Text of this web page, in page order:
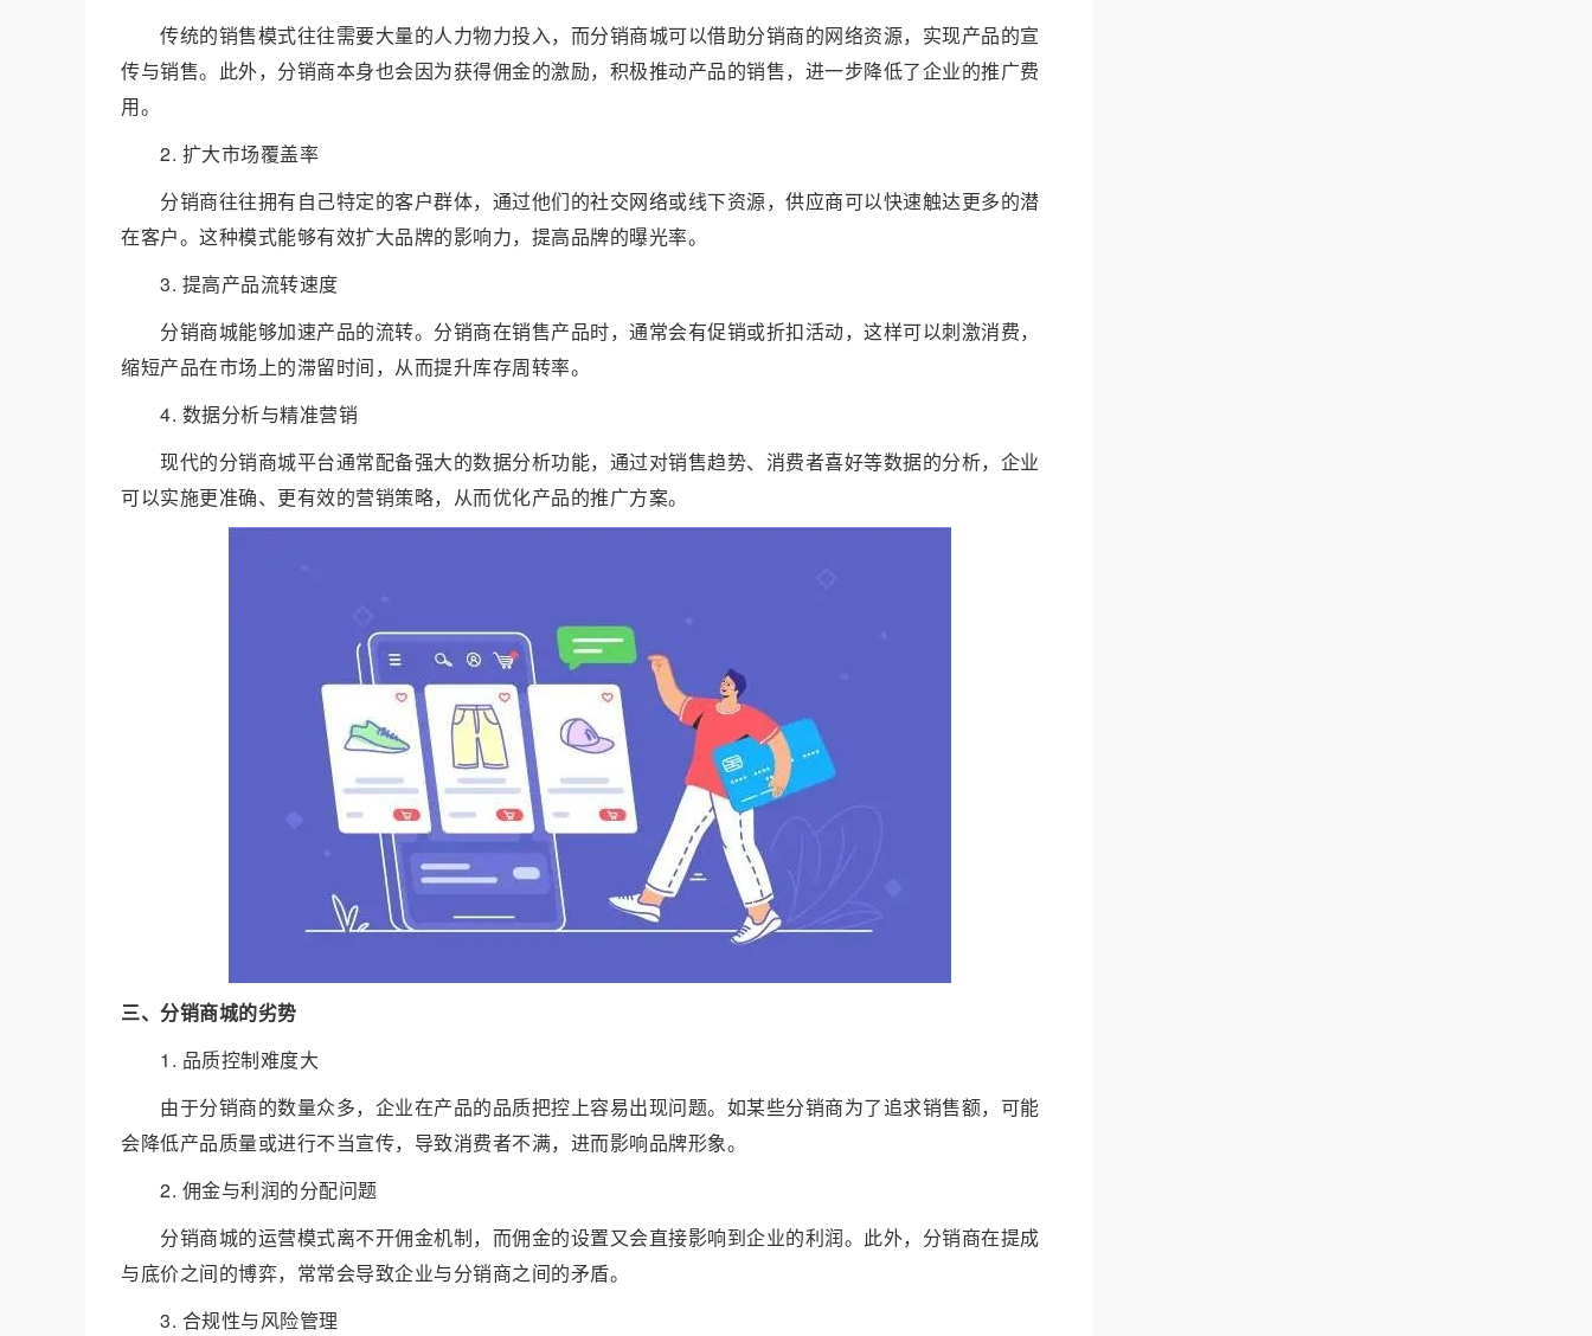
传统的销售模式往往需要大量的人力物力投入，而分销商城可以借助分销商的网络资源，实现产品的宣
传与销售。此外，分销商本身也会因为获得佣金的激励，积极推动产品的销售，进一步降低了企业的推广费
用。
2. 扩大市场覆盖率
分销商往往拥有自己特定的客户群体，通过他们的社交网络或线下资源， 供应商可以快速触达更多的潜
在客户。这种模式能够有效扩大品牌的影响力，提高品牌的曝光率。
3. 提高产品流转速度
分销商城能够加速产品的流转。分销商在销售产品时，通常会有促销或折扣活动，这样可以刺激消费，
缩短产品在市场上的滞留时间，从而提升库存周转率。
4. 数据分析与精准营销
现代的分销商城平台通常配备强大的数据分析功能，通过对销售趋势、消费者喜好等数据的分析，企业
可以实施更准确、更有效的营销策略，从而优化产品的推广方案。
三、分销商城的劣势
1. 品质控制难度大
由于分销商的数量众多，企业在产品的品质把控上容易出现问题。如某些分销商为了追求销售额，可能
会降低产品质量或进行不当宣传，导致消费者不满，进而影响品牌形象。
2. 佣金与利润的分配问题
分销商城的运营模式离不开佣金机制，而佣金的设置又会直接影响到企业的利润。此外，分销商在提成
与底价之间的博弈，常常会导致企业与分销商之间的矛盾。
3. 合规性与风险管理